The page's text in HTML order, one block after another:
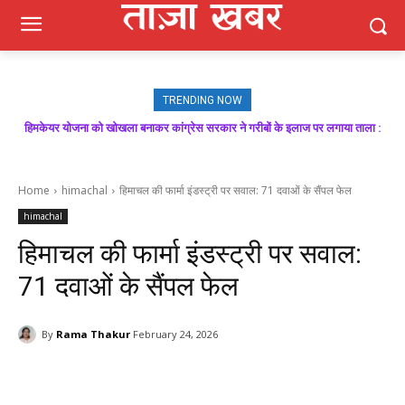
TRENDING NOW
हिमकेयर योजना को खोखला बनाकर कांग्रेस सरकार ने गरीबों के इलाज पर लगाया ताला :
मजबूत बूथ ही भाजपा की जीत की गारंटी, आगामी विधानसभा चुनाव में बूथ प्रबंधन निभाएगा
Home himachal हिमाचल की फार्मा इंडस्ट्री पर सवाल: 71 दवाओं के सैंपल फेल
himachal
हिमाचल की फार्मा इंडस्ट्री पर सवाल:
71 दवाओं के सैंपल फेल
By Rama Thakur February 24, 2026